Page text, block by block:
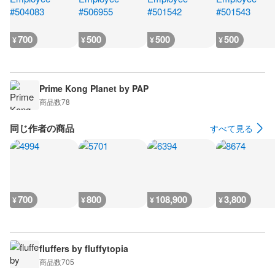
¥700 ¥500 ¥500 ¥500
Prime Kong Planet by PAP
商品数78
同じ作者の商品 すべて見る
¥700 ¥800 ¥108,900 ¥3,800
fluffers by fluffytopia
商品数705